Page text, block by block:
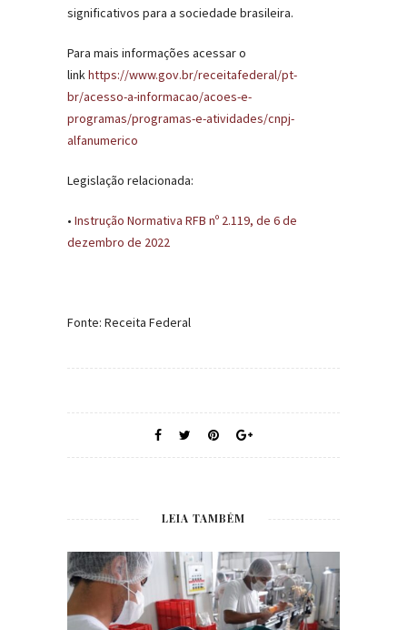
significativos para a sociedade brasileira.
Para mais informações acessar o
linkhttps://www.gov.br/receitafederal/pt-
br/acesso-a-informacao/acoes-e-
programas/programas-e-atividades/cnpj-
alfanumerico
Legislação relacionada:
• Instrução Normativa RFB nº 2.119, de 6 de
dezembro de 2022
Fonte: Receita Federal
LEIA TAMBÉM